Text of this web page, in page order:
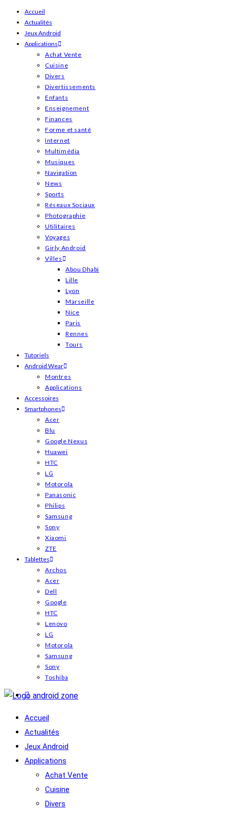
Skip
content
Accueil
Actualités
Jeux Android
Applications
Achat Vente
Cuisine
Divers
Divertissements
Enfants
Enseignement
Finances
Forme et santé
Internet
Multimédia
Musiques
Navigation
News
Sports
Réseaux Sociaux
Photographie
Utilitaires
Voyages
Girly Android
Villes
Abou Dhabi
Lille
Lyon
Marseille
Nice
Paris
Rennes
Tours
Tutoriels
Android Wear
Montres
Applications
Accessoires
Smartphones
Acer
Blu
Google Nexus
Huawei
HTC
LG
Motorola
Panasonic
Philips
Samsung
Sony
Xiaomi
ZTE
Tablettes
Archos
Acer
Dell
Google
HTC
Lenovo
LG
Motorola
Samsung
Sony
Toshiba
Accueil
Actualités
Jeux Android
Applications
Achat Vente
Cuisine
Divers